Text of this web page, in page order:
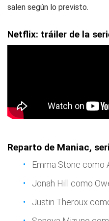
salen según lo previsto.
Netflix: tráiler de la
Reparto de Maniac,
Emma Stone como
Jonah Hill como
Justin Theroux